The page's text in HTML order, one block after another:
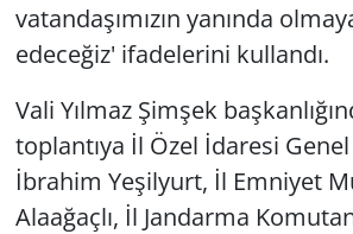
vatandaşımızın yanında
edeceğiz' ifadelerini kullandı.
Vali Yılmaz Şimşek
toplantıya İl Özel İdaresi
İbrahim Yeşilyurt, İl Emniyet
Alaağaçlı, İl Jandarma